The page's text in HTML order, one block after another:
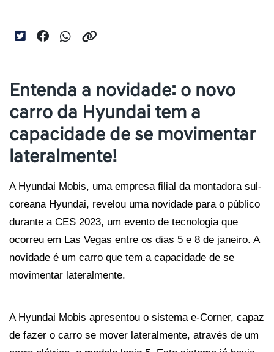
Entenda a novidade: o novo
carro da Hyundai tem a
capacidade de se movimentar
lateralmente!
A Hyundai Mobis, uma empresa filial da montadora sul-
coreana Hyundai, revelou uma novidade para o público
durante a CES 2023, um evento de tecnologia que
ocorreu em Las Vegas entre os dias 5 e 8 de janeiro. A
novidade é um carro que tem a capacidade de se
movimentar lateralmente.
A Hyundai Mobis apresentou o sistema e-Corner, capaz
de fazer o carro se mover lateralmente, através de um